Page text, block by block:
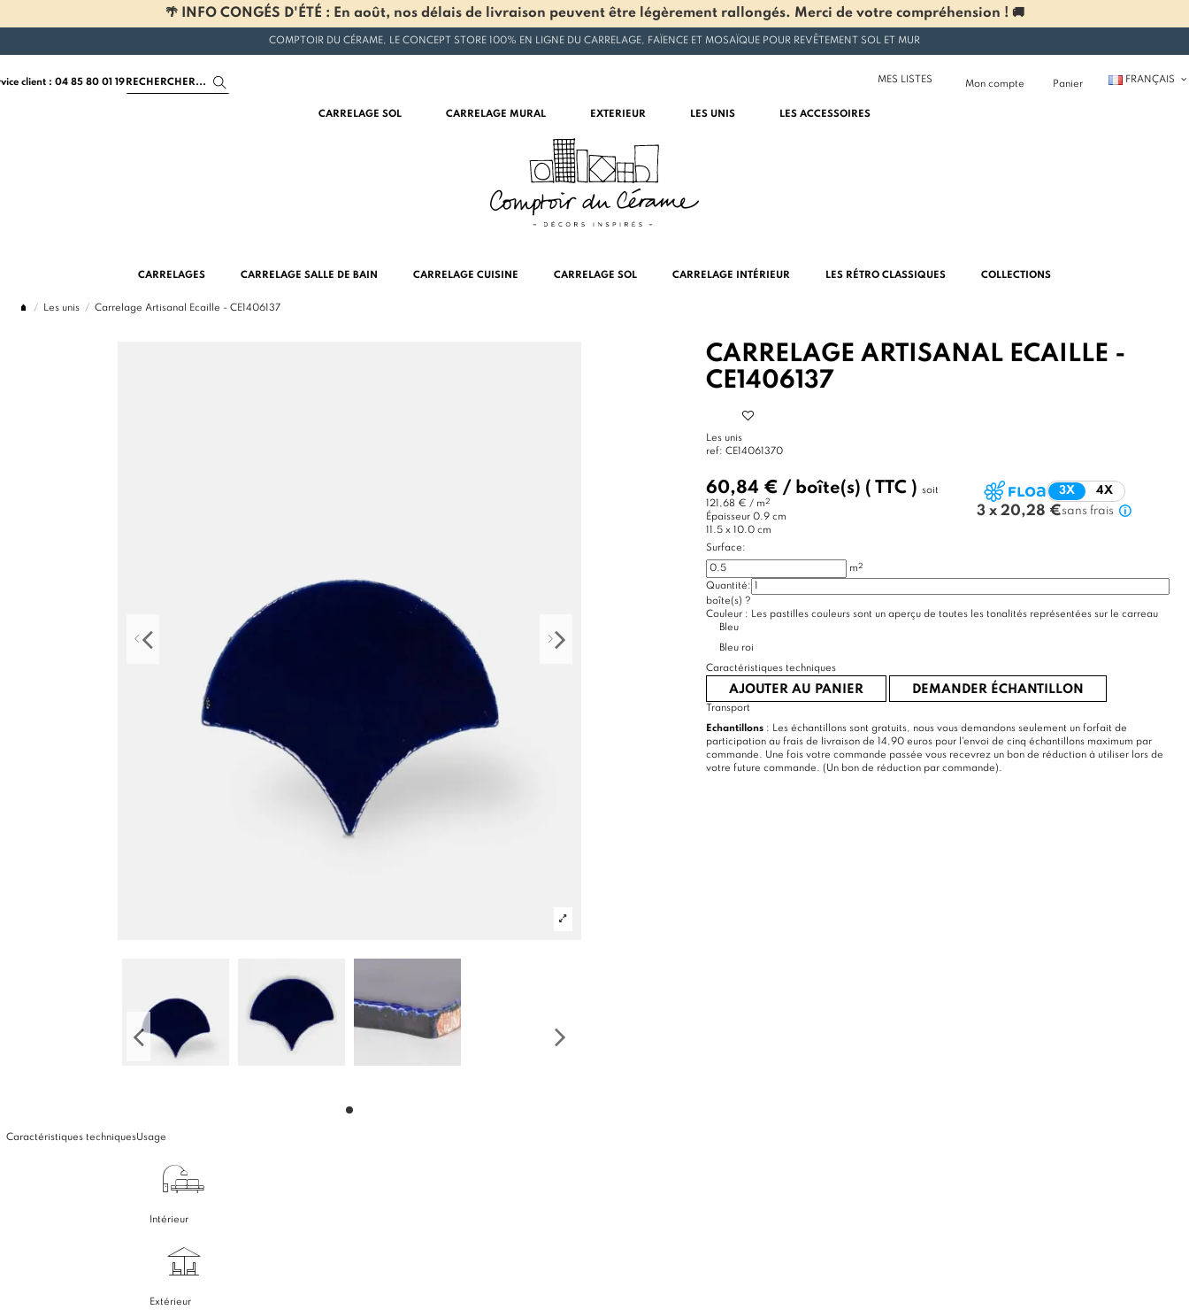
🌴 INFO CONGÉS D'ÉTÉ : En août, nos délais de livraison peuvent être légèrement rallongés. Merci de votre compréhension ! 🚚
COMPTOIR DU CÉRAME, LE CONCEPT STORE 100% EN LIGNE DU CARRELAGE, FAÏENCE ET MOSAÏQUE POUR REVÊTEMENT SOL ET MUR
client : 04 85 80 01 19 MES LISTES Mon compte Panier FRANÇAIS
CARRELAGE SOL CARRELAGE MURAL EXTERIEUR LES UNIS LES ACCESSOIRES
CARRELAGES CARRELAGE SALLE DE BAIN CARRELAGE CUISINE CARRELAGE SOL CARRELAGE INTÉRIEUR LES RÉTRO CLASSIQUES COLLECTIONS
Les unis Carrelage Artisanal Ecaille - CE1406137
CARRELAGE ARTISANAL ECAILLE -
CE1406137
Les unis
ref: CE14061370
60,84 € / boîte(s) ( TTC ) soit
121,68 € / m2
Épaisseur 0.9 cm
11.5 x 10.0 cm
3X 4X
3 x 20,28 €sans frais
Surface:
m2
Quantité:
boîte(s) ?
Couleur : Les pastilles couleurs sont un aperçu de toutes les tonalités représentées sur le carreau
Bleu
Bleu roi
Caractéristiques techniques
AJOUTER AU PANIER DEMANDER ÉCHANTILLON
Transport
Echantillons: Les échantillons sont gratuits, nous vous demandons seulement un forfait de
participation au frais de livraison de 14,90 euros pour l'envoi de cinq échantillons maximum par
commande. Une fois votre commande passée vous recevrez un bon de réduction à utiliser lors de
votre future commande. (Un bon de réduction par commande).
Caractéristiques techniquesUsage
Intérieur
Extérieur